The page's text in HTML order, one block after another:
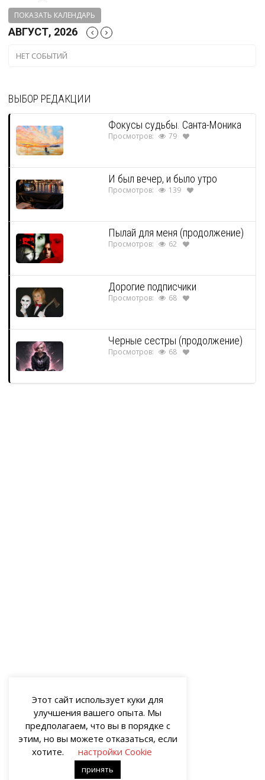
ПОКАЗАТЬ КАЛЕНДАРЬ
АВГУСТ, 2026
НЕТ СОБЫТИЙ
ВЫБОР РЕДАКЦИИ
Фокусы судьбы. Санта-Моника
Просмотров: 79
И был вечер, и было утро
Просмотров: 139
Пылай для меня (продолжение)
Просмотров: 62
Дорогие подписчики
Просмотров: 68
Черные сестры (продолжение)
Просмотров: 68
Этот сайт использует куки для
улучшения вашего опыта. Мы
предполагаем, что вы в порядке с
этим, но вы можете отказаться, если
хотите.
настройки Cookie
принять